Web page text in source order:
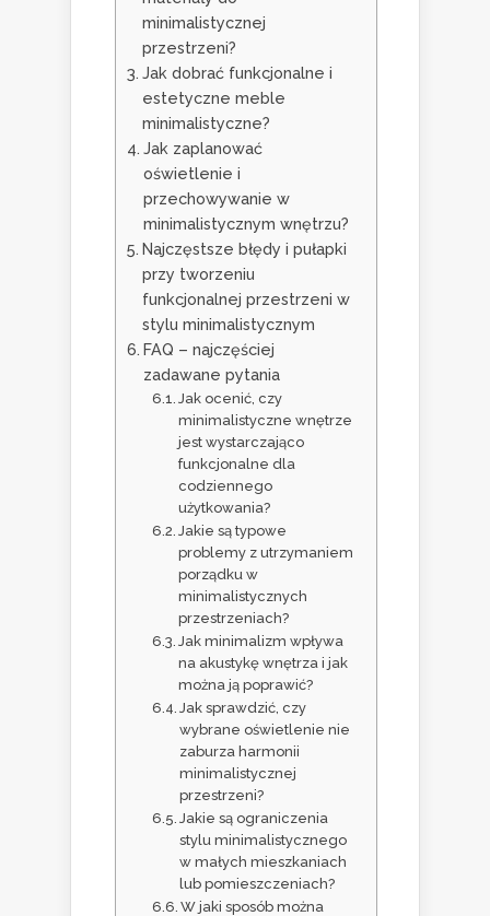
minimalistycznej
przestrzeni?
Jak dobrać funkcjonalne i
estetyczne meble
minimalistyczne?
Jak zaplanować
oświetlenie i
przechowywanie w
minimalistycznym wnętrzu?
Najczęstsze błędy i pułapki
przy tworzeniu
funkcjonalnej przestrzeni w
stylu minimalistycznym
FAQ – najczęściej
zadawane pytania
Jak ocenić, czy
minimalistyczne wnętrze
jest wystarczająco
funkcjonalne dla
codziennego
użytkowania?
Jakie są typowe
problemy z utrzymaniem
porządku w
minimalistycznych
przestrzeniach?
Jak minimalizm wpływa
na akustykę wnętrza i jak
można ją poprawić?
Jak sprawdzić, czy
wybrane oświetlenie nie
zaburza harmonii
minimalistycznej
przestrzeni?
Jakie są ograniczenia
stylu minimalistycznego
w małych mieszkaniach
lub pomieszczeniach?
W jaki sposób można